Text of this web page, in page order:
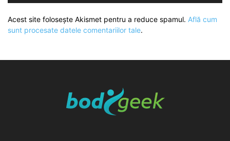
Acest site folosește Akismet pentru a reduce spamul. Află cum
sunt procesate datele comentariilor tale.